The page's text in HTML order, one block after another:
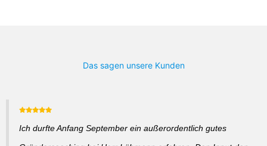
Das sagen unsere Kunden
Ich durfte Anfang September ein außerordentlich gutes